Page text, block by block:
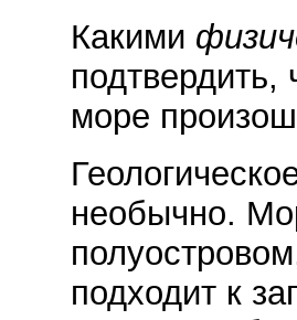
Какими
море
необычно.
подходит к